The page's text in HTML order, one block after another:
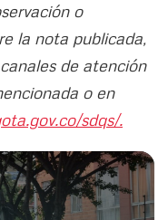
o
la nota publicada,
de atención
o en
sdqs/.